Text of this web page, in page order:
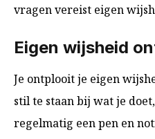
vragen vereist eigen
Eigen wijsheid
Je ontplooit je eigen
stil te staan bij wat je
regelmatig een pen en